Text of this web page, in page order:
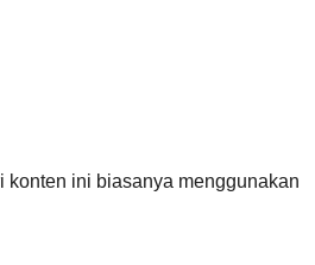
konten ini biasanya menggunakan